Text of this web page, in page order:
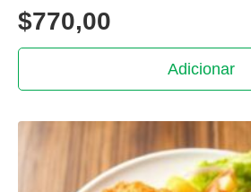
$770,00
Adicionar